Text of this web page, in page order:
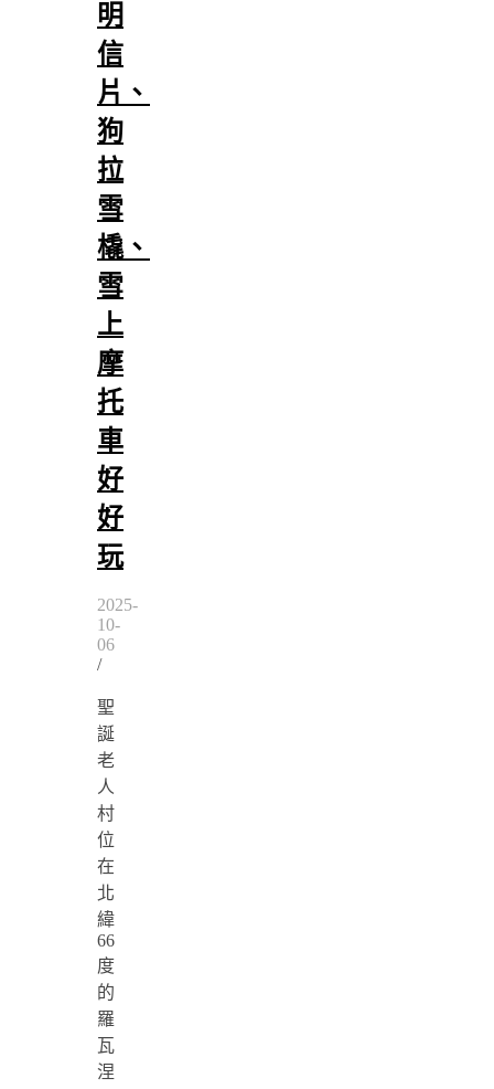
明
信
片、
狗
拉
雪
橇、
雪
上
摩
托
車
好
好
玩
2025-
10-
06
/
聖
誕
老
人
村
位
在
北
緯
66
度
的
羅
瓦
涅